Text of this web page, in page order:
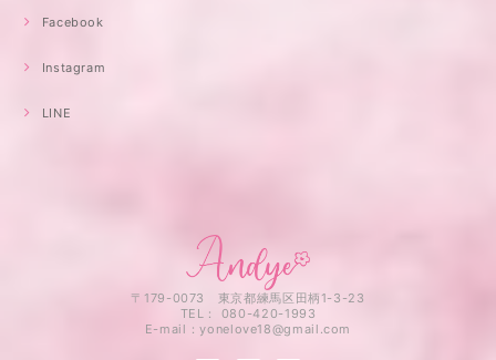
Facebook
Instagram
LINE
〒179-0073 東京都練馬区田柄1-3-23
TEL： 080-420-1993
E-mail：yonelove18@gmail.com